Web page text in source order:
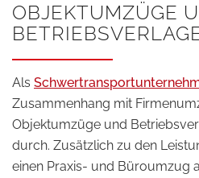
OBJEKTUMZÜGE
Als
Zusammenhang mit
Objektumzüge und
durch. Zusätzlich zu den
einen Praxis- und Büroumzug